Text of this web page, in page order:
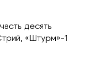
десять
«Штурм»-1